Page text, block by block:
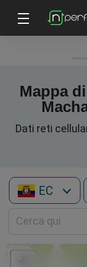
Mappa
Dati reti
EC